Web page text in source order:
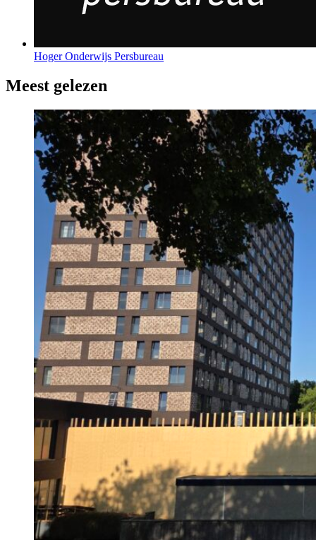
Hoger Onderwijs Persbureau
Meest gelezen